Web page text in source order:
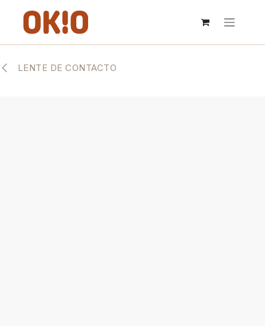
LENTE DE CONTACTO